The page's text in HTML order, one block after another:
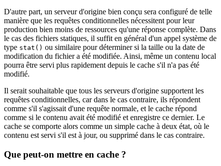
D'autre part, un serveur d'origine bien conçu sera configuré de telle
manière que les requêtes conditionnelles nécessitent pour leur
production bien moins de ressources qu'une réponse complète. Dans
le cas des fichiers statiques, il suffit en général d'un appel système de
type stat() ou similaire pour déterminer si la taille ou la date de
modification du fichier a été modifiée. Ainsi, même un contenu local
pourra être servi plus rapidement depuis le cache s'il n'a pas été
modifié.
Il serait souhaitable que tous les serveurs d'origine supportent les
requêtes conditionnelles, car dans le cas contraire, ils répondent
comme s'il s'agissait d'une requête normale, et le cache répond
comme si le contenu avait été modifié et enregistre ce dernier. Le
cache se comporte alors comme un simple cache à deux état, où le
contenu est servi s'il est à jour, ou supprimé dans le cas contraire.
Que peut-on mettre en cache ?